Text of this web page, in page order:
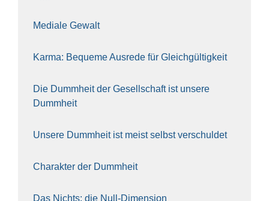
Media­le Gewalt
Kar­ma: Beque­me Aus­re­de für Gleich­gül­tig­keit
Die Dumm­heit der Gesell­schaft ist unse­re
Dumm­heit
Unse­re Dumm­heit ist meist selbst ver­schul­det
Cha­rak­ter der Dumm­heit
Das Nichts: die Null-Dimen­si­on